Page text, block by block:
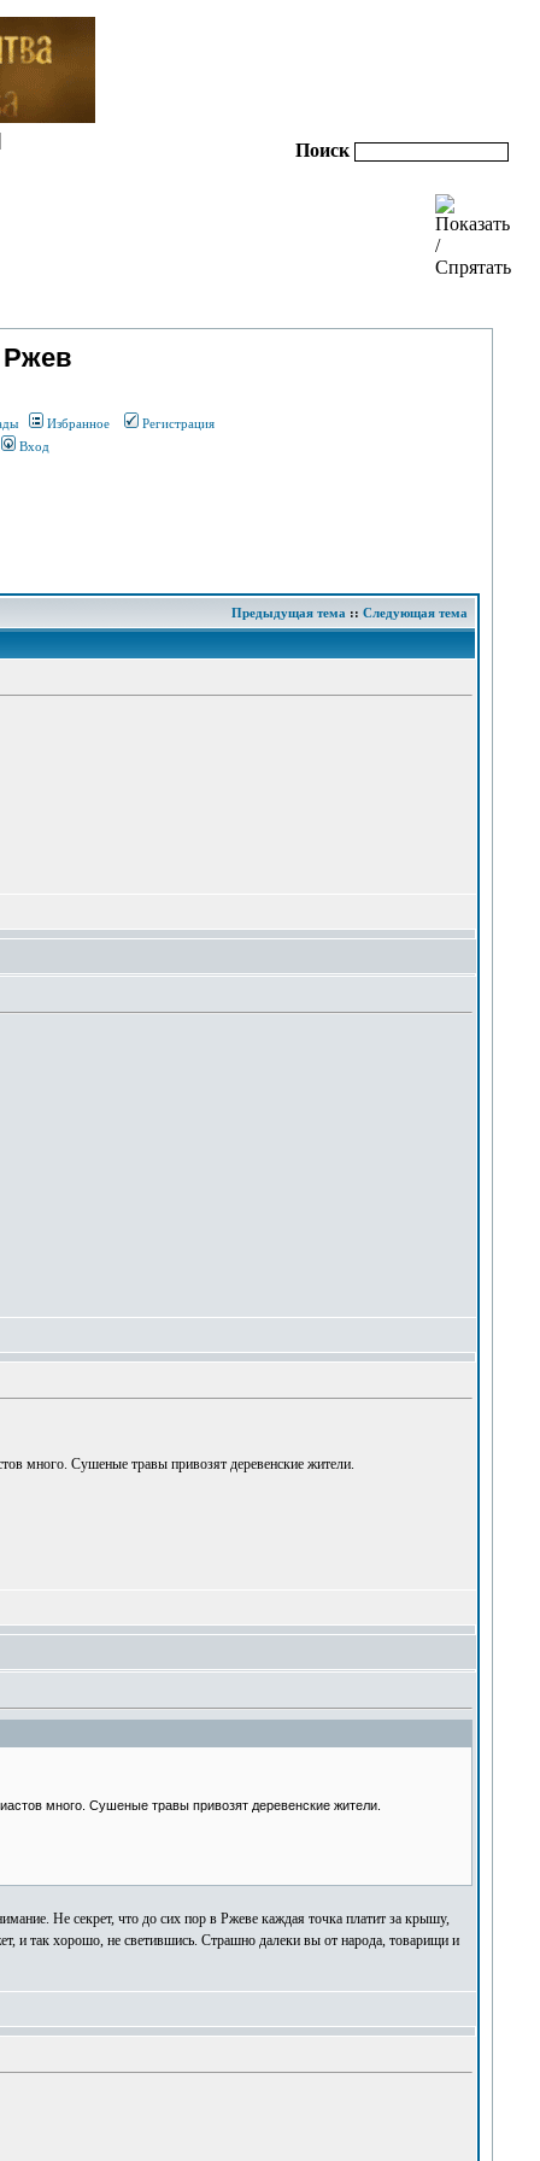
|
Поиск
Ржев
Избранное
Регистрация
Вход
Предыдущая тема :: Следующая тема
много. Сушеные травы привозят деревенские жители.
много. Сушеные травы привозят деревенские жители.
Не секрет, что до сих пор в Ржеве каждая точка платит за крышу,
и так хорошо, не светившись. Страшно далеки вы от народа, товарищи и